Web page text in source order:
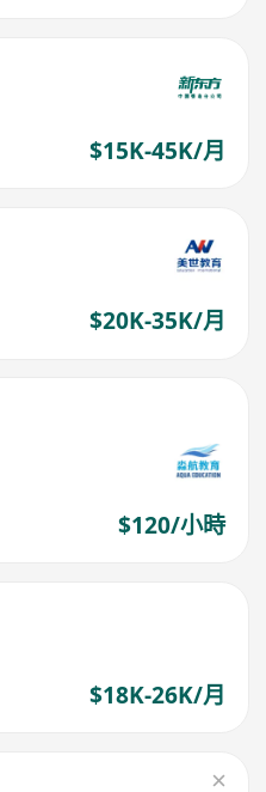
$15K-45K/月
$20K-35K/月
$120/小時
$18K-26K/月